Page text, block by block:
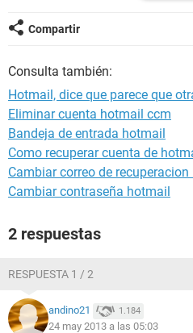
Mismo!Es Un Correo De Trabajo
Apurada,Porque TEngo QUe
POr FAbor! Cual Quier
Grasias
Compartir
Consulta también:
Hotmail, dice que parece que
Eliminar cuenta hotmail ccm
Bandeja de entrada hotmail
Como recuperar cuenta de
Cambiar correo de
Cambiar contraseña hotmail
2 respuestas
RESPUESTA 1 / 2
andino21 1.184
24 may 2013 a las 05:03